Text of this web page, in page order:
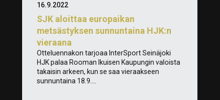
SJK aloittaa europaikan
metsästyksen sunnuntaina HJK:n
vieraana
16.9.2022
Otteluennakon tarjoaa InterSport Seinäjoki
HJK palaa Rooman Ikuisen Kaupungin valoista
takaisin arkeen, kun se saa vieraakseen
sunnuntaina 18.9....